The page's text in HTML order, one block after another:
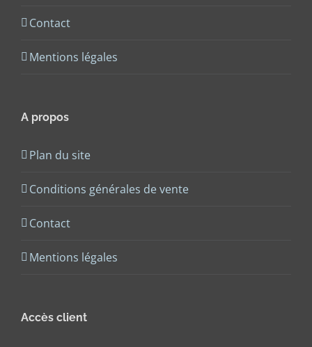
Contact
Mentions légales
A propos
Plan du site
Conditions générales de vente
Contact
Mentions légales
Accès client